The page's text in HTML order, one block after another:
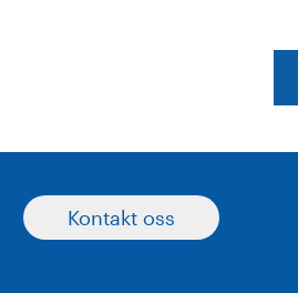
Kontakt oss